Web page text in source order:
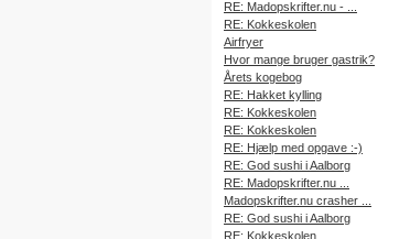
RE: Madopskrifter.nu - ...
RE: Kokkeskolen
Airfryer
Hvor mange bruger gastrik?
Årets kogebog
RE: Hakket kylling
RE: Kokkeskolen
RE: Kokkeskolen
RE: Hjælp med opgave :-)
RE: God sushi i Aalborg
RE: Madopskrifter.nu ...
Madopskrifter.nu crasher ...
RE: God sushi i Aalborg
RE: Kokkeskolen